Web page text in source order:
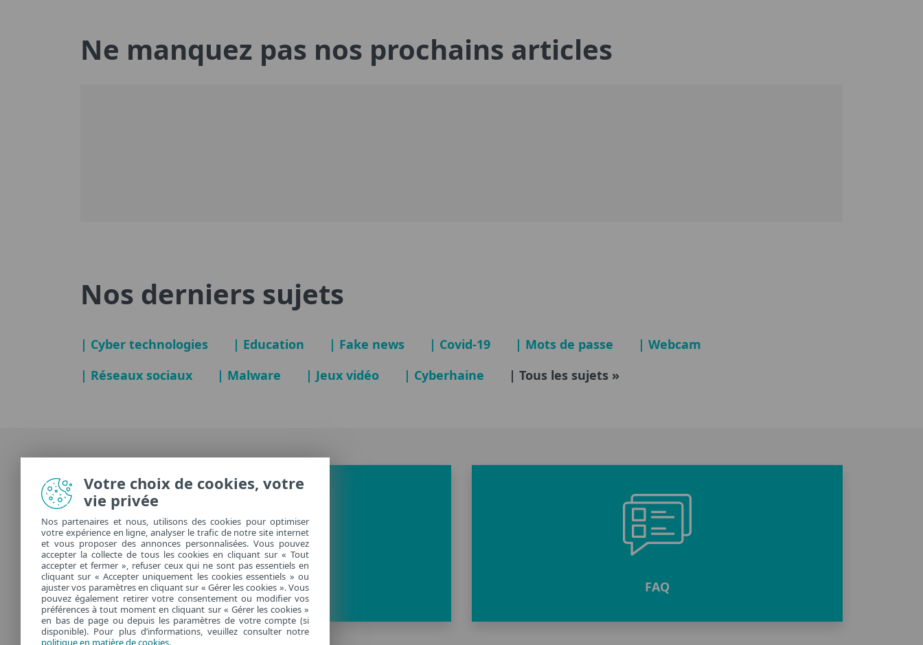
Ne manquez pas nos prochains articles
Nos derniers sujets
| Cyber technologies | Education | Fake news | Covid-19 | Mots de passe
| Webcam
| Réseaux sociaux
| Malware | Jeux vidéo | Cyberhaine | Tous les sujets »
TÉLÉCHARGER FAQ
Votre choix de cookies, votre
vie privée
Nos partenaires et nous, utilisons des cookies pour optimiser
votre expérience en ligne, analyser le trafic de notre site internet
et vous proposer des annonces personnalisées. Vous pouvez
accepter la collecte de tous les cookies en cliquant sur « Tout
accepter et fermer », refuser ceux qui ne sont pas essentiels en
cliquant sur « Accepter uniquement les cookies essentiels » ou
ajuster vos paramètres en cliquant sur « Gérer les cookies ». Vous
pouvez également retirer votre consentement ou modifier vos
préférences à tout moment en cliquant sur « Gérer les cookies »
en bas de page ou depuis les paramètres de votre compte (si
disponible). Pour plus d’informations, veuillez consulter notre
politique en matière de cookies.